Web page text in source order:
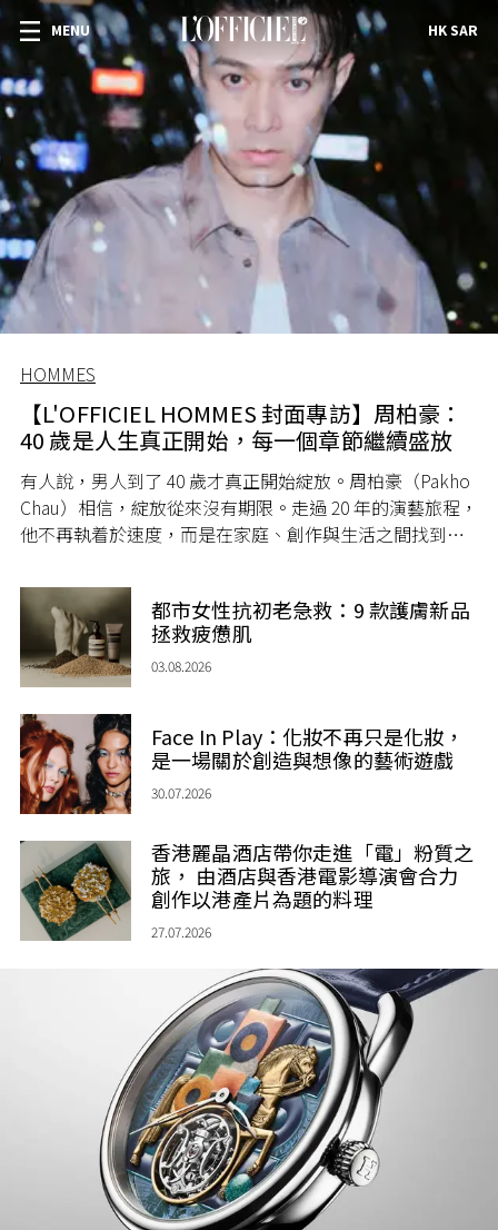
MENU HK SAR
HOMMES
【L'OFFICIEL HOMMES 封面專訪】周柏豪：
40 歲是人生真正開始，每一個章節繼續盛放
有人說，男人到了 40 歲才真正開始綻放。周柏豪（Pakho
Chau）相信，綻放從來沒有期限。走過 20 年的演藝旅程，
他不再執着於速度，而是在家庭、創作與生活之間找到屬
都市女性抗初老急救：9 款護膚新品
拯救疲憊肌
03.08.2026
Face In Play：化妝不再只是化妝，
是一場關於創造與想像的藝術遊戲
30.07.2026
香港麗晶酒店帶你走進「電」粉質之
旅， 由酒店與香港電影導演會合力
創作以港產片為題的料理
27.07.2026